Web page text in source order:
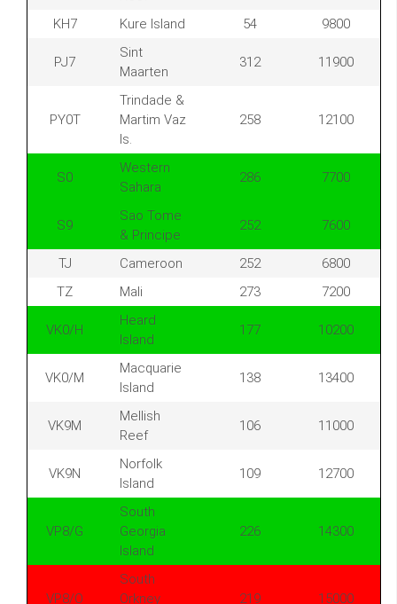
KH7 Kure Island 54 9800
PJ7
Sint
Maarten
312 11900
PY0T
Trindade &
Martim Vaz
Is.
258 12100
S0
Western
Sahara
286 7700
S9
Sao Tome
& Principe
252 7600
TJ Cameroon 252
6800
TZ
Mali 273 7200
VK0/H
Heard
Island
177 10200
VK0/M
Macquarie
Island
138 13400
VK9M
Mellish
Reef
106 11000
VK9N
Norfolk
Island
109 12700
VP8/G
South
Georgia
Island
226 14300
VP8/O
South
Orkney
219 15000